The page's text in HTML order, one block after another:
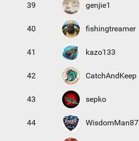
39 genjie1
40 fishingtreamer
41 kazo133
42 CatchAndKeep
43 sepko
44 WisdomMan87